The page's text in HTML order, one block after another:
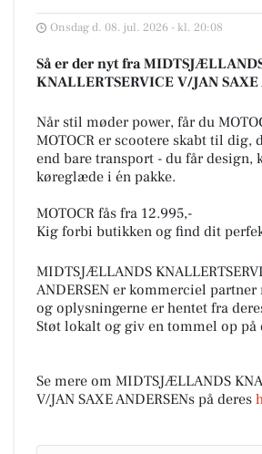
Onsdag d. 08. jul. 2026 - kl. 20:08
Så er der nyt fra
KNALLERTSERVICE V/JAN SAXE
Når stil møder power, får du
MOTOCR er scootere skabt til dig,
end bare transport - du får design,
køreglæde i én pakke.
MOTOCR fås fra 12.995,-
Kig forbi butikken og find dit
MIDTSJÆLLANDS
ANDERSEN er kommerciel partner
og oplysningerne er hentet fra
Støt lokalt og giv en tommel op på
Se mere om MIDTSJÆLLANDS
V/JAN SAXE ANDERSENs på deres